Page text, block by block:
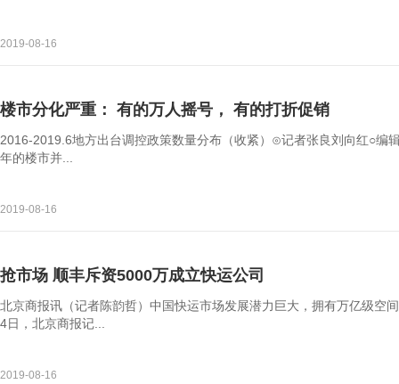
2019-08-16
楼市分化严重： 有的万人摇号， 有的打折促销
2016-2019.6地方出台调控政策数量分布（收紧）⊙记者张良刘向红○编
年的楼市并...
2019-08-16
抢市场 顺丰斥资5000万成立快运公司
北京商报讯（记者陈韵哲）中国快运市场发展潜力巨大，拥有万亿级空
4日，北京商报记...
2019-08-16